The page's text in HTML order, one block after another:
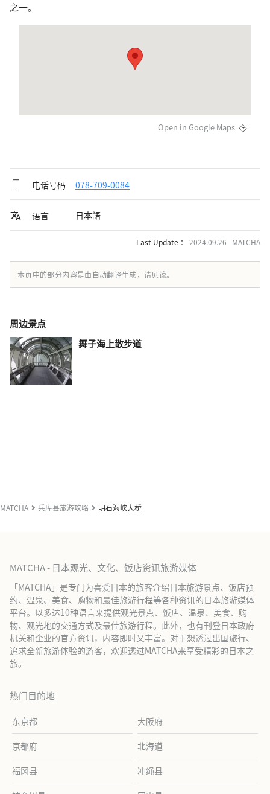
之一。
Open in Google Maps
电话号码 078-709-0084
语言 日本語
Last Update ： 2024.09.26 MATCHA
本页中的部分内容是由自动翻译生成，请见谅。
周边景点
舞子海上散步道
MATCHA 兵库县旅游攻略 明石海峡大桥
MATCHA - 日本观光、文化、饭店资讯旅游媒体
「MATCHA」是专门为喜爱日本的旅客介绍日本旅游景点、饭店预
约、温泉、美食、购物和最佳旅游行程等各种资讯的日本旅游媒体
平台。以多达10种语言来提供观光景点、饭店、温泉、美食、购
物、观光地的交通方式及最佳旅游行程。此外，也有刊登日本政府
机关和企业的官方资讯，内容即时又丰富。对于想透过出国旅行、
追求全新旅游体验的游客，欢迎透过MATCHA来享受精彩的日本之
旅。
热门目的地
东京都 大阪府
京都府 北海道
福冈县 冲绳县